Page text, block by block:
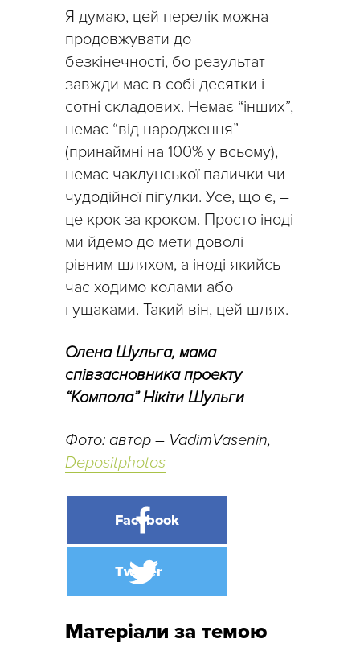
Я думаю, цей перелік можна
продовжувати до
безкінечності, бо результат
завжди має в собі десятки і
сотні складових. Немає “інших”,
немає “від народження”
(принаймні на 100% у всьому),
немає чаклунської палички чи
чудодійної пігулки. Усе, що є, –
це крок за кроком. Просто іноді
ми йдемо до мети доволі
рівним шляхом, а іноді якийсь
час ходимо колами або
гущаками. Такий він, цей шлях.
Олена Шульга, мама
співзасновника проекту
“Компола” Нікіти Шульги
Фото: автор – VadimVasenin,
Depositphotos
Матеріали за темою